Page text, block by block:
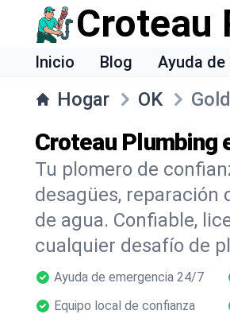
Croteau
Inicio Blog Ayuda
Hogar OK
Croteau Plumbing
Tu plomero de
desagües, reparación
de agua. Confiable,
cualquier desafío de
Ayuda de emergencia 24/7
Equipo local de confianza